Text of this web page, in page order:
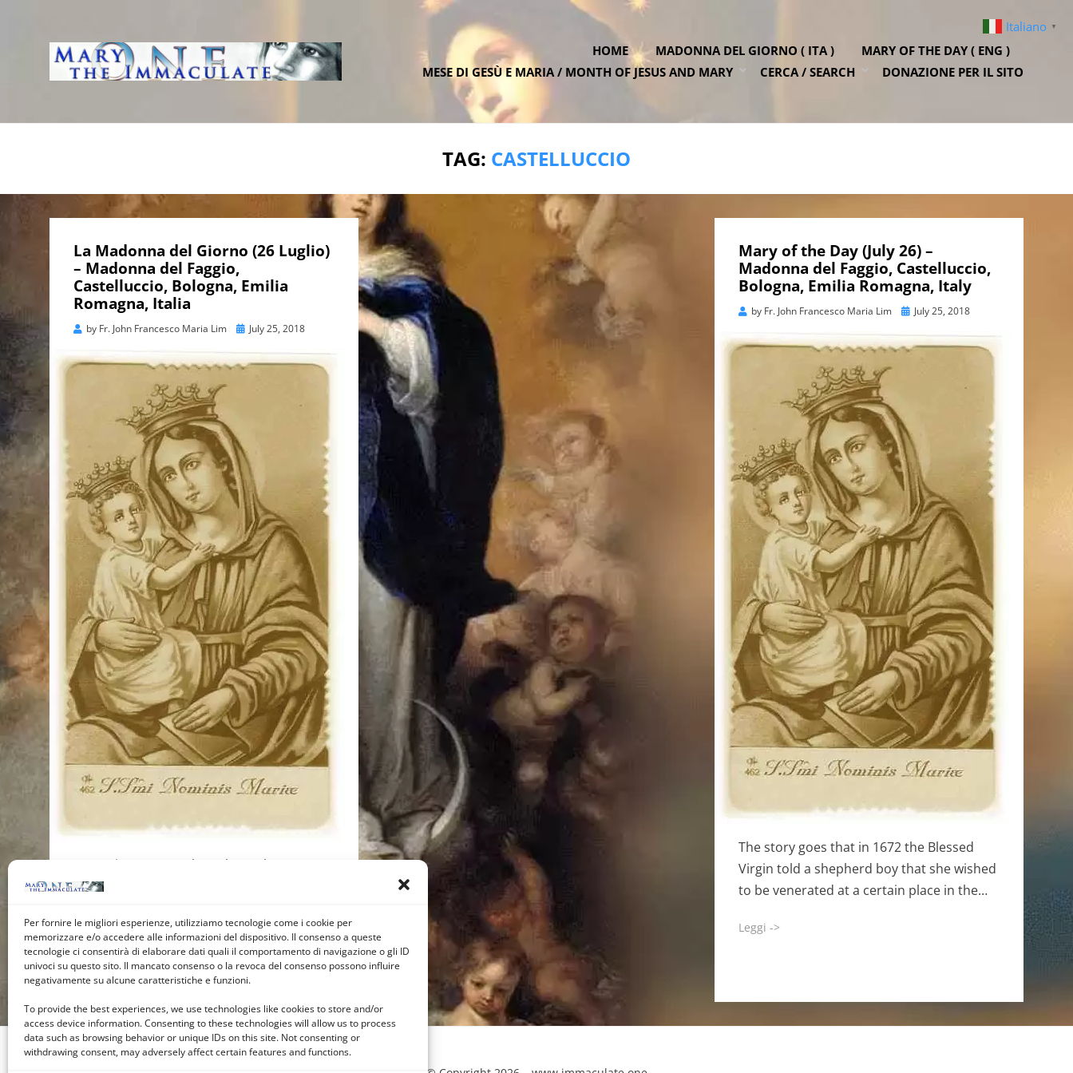
Per fornire le migliori esperienze, utilizziamo tecnologie come i cookie per
memorizzare e/o accedere alle informazioni del dispositivo. Il consenso a queste
tecnologie ci consentirà di elaborare dati quali il comportamento di navigazione o gli ID
univoci su questo sito. Il mancato consenso o la revoca del consenso possono influire
negativamente su alcune caratteristiche e funzioni.
To provide the best experiences, we use technologies like cookies to store and/or
access device information. Consenting to these technologies will allow us to process
data such as browsing behavior or unique IDs on this site. Not consenting or
withdrawing consent, may adversely affect certain features and functions.
WWW.IMMACULATE.ONE
HOME MADONNA DEL GIORNO ( ITA )
MARY OF THE DAY ( ENG )
MESE DI GESÙ E MARIA / MONTH OF JESUS AND MARY
CERCA / SEARCH DONAZIONE PER IL SITO
TAG: CASTELLUCCIO
La Madonna del Giorno (26 Luglio)
– Madonna del Faggio,
Castelluccio, Bologna, Emilia
Romagna, Italia
by Fr. John Francesco Maria Lim
PostedJuly 25, 2018
La storia racconta che nel 1672 la Beata
Vergine disse a un pastorello che
luogo nella faggeta vicino a…
Leggi ->
Mary of the Day (July 26) –
Madonna del Faggio, Castelluccio,
Bologna, Emilia Romagna, Italy
by Fr. John Francesco Maria Lim
PostedJuly 25, 2018
The story goes that in 1672 the Blessed
Virgin told a shepherd boy that she wished
to be venerated at a certain place in the…
Leggi ->
Italiano ▼